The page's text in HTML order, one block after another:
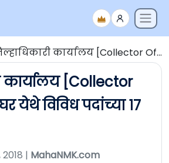
कार्यालय [Collector Office] पालघर येथे विविध पदांच्या १७ जागा
कार्यालय [Collector
येथे विविध पदांच्या १७
| MahaNMK.com